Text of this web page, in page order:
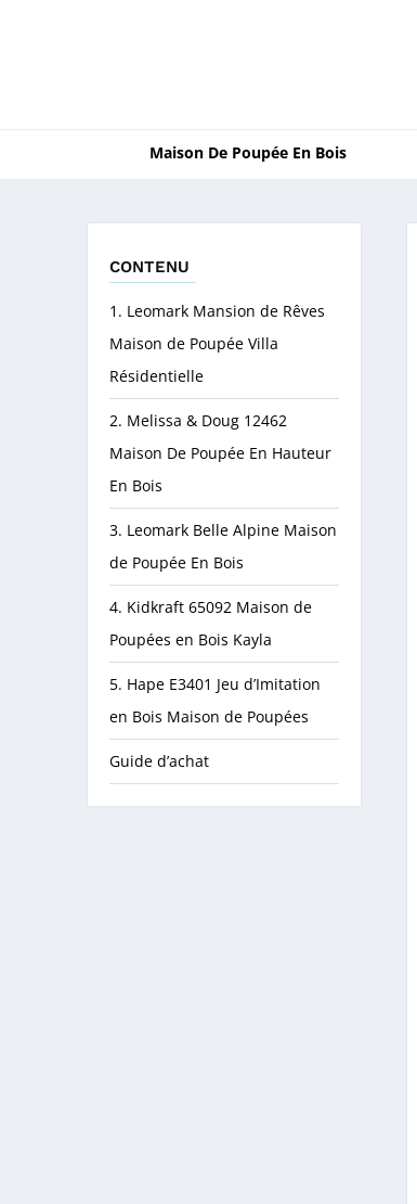
Maison De Poupée En Bois
CONTENU
1. Leomark Mansion de Rêves
Maison de Poupée Villa
Résidentielle
2. Melissa & Doug 12462
Maison De Poupée En Hauteur
En Bois
3. Leomark Belle Alpine Maison
de Poupée En Bois
4. Kidkraft 65092 Maison de
Poupées en Bois Kayla
5. Hape E3401 Jeu d’Imitation
en Bois Maison de Poupées
Guide d’achat